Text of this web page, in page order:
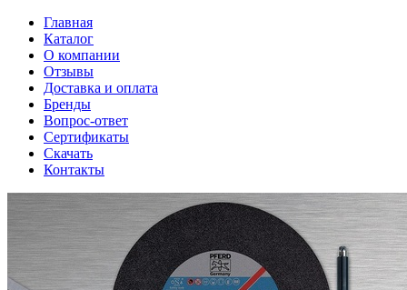
Главная
Каталог
О компании
Отзывы
Доставка и оплата
Бренды
Вопрос-ответ
Сертификаты
Скачать
Контакты